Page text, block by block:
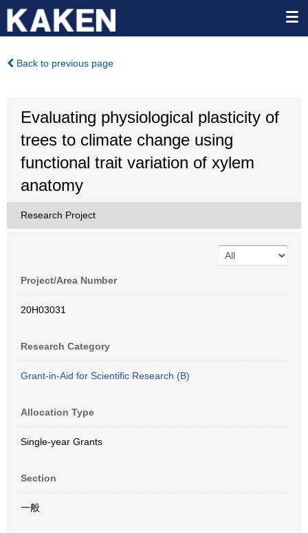
Back to previous page
Evaluating physiological plasticity of
trees to climate change using
functional trait variation of xylem
anatomy
Research Project
Project/Area Number
20H03031
Research Category
Grant-in-Aid for Scientific Research (B)
Allocation Type
Single-year Grants
Section
一般